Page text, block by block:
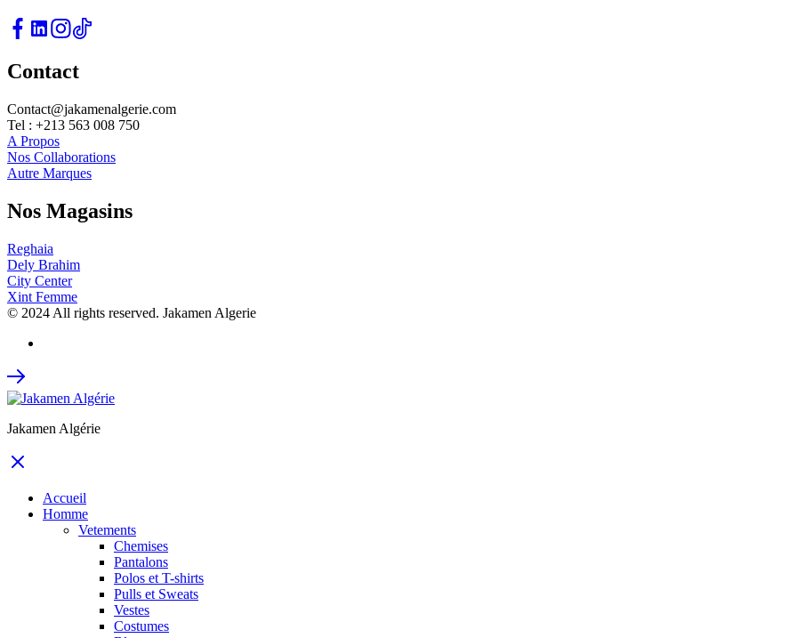
Contact
Contact@jakamenalgerie.com
Tel : +213 563 008 750
A Propos
Nos Collaborations
Autre Marques
Nos Magasins
Reghaia
Dely Brahim
City Center
Xint Femme
© 2024 All rights reserved. Jakamen Algerie
Jakamen Algérie
Accueil
Homme
Vetements
Chemises
Pantalons
Polos et T-shirts
Pulls et Sweats
Vestes
Costumes